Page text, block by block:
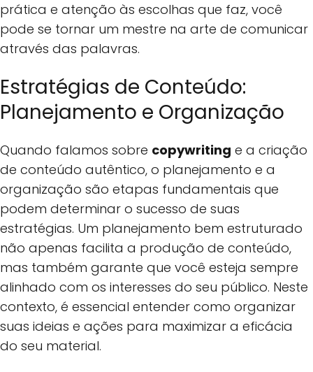
prática e atenção às escolhas que faz, você
pode se tornar um mestre na arte de comunicar
através das palavras.
Estratégias de Conteúdo:
Planejamento e Organização
Quando falamos sobre copywriting e a criação
de conteúdo autêntico, o planejamento e a
organização são etapas fundamentais que
podem determinar o sucesso de suas
estratégias. Um planejamento bem estruturado
não apenas facilita a produção de conteúdo,
mas também garante que você esteja sempre
alinhado com os interesses do seu público. Neste
contexto, é essencial entender como organizar
suas ideias e ações para maximizar a eficácia
do seu material.